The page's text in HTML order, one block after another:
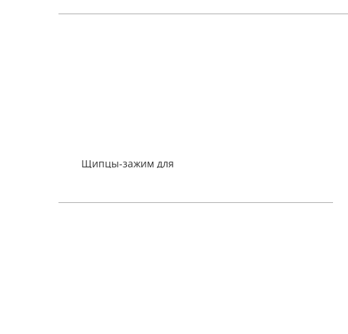
ими краситься.
Щипцы-зажим для
193₽